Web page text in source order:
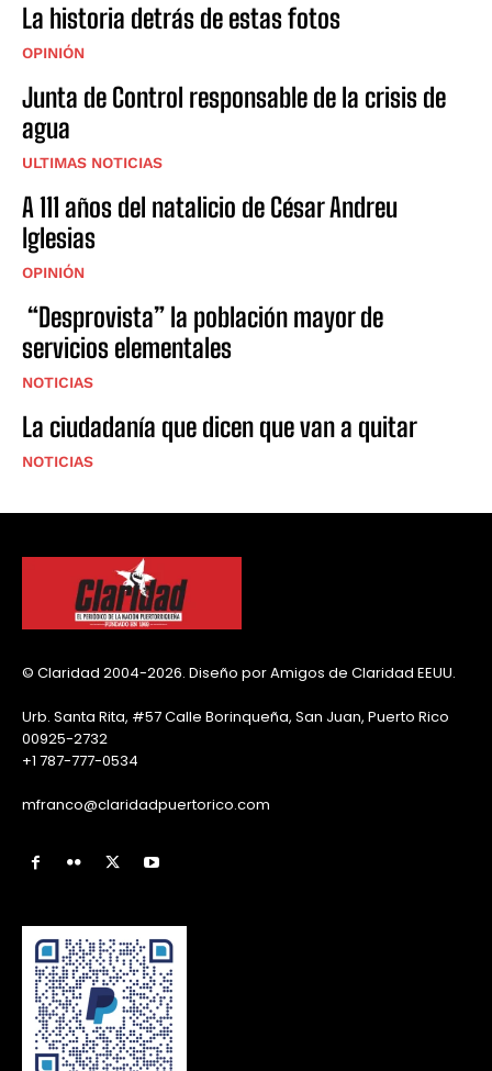
La historia detrás de estas fotos
OPINIÓN
Junta de Control responsable de la crisis de
agua
ULTIMAS NOTICIAS
A 111 años del natalicio de César Andreu
Iglesias
OPINIÓN
“Desprovista” la población mayor de
servicios elementales
NOTICIAS
La ciudadanía que dicen que van a quitar
NOTICIAS
© Claridad 2004-2026. Diseño por Amigos de Claridad EEUU.
Urb. Santa Rita, #57 Calle Borinqueña, San Juan, Puerto Rico
00925-2732
+1 787-777-0534
mfranco@claridadpuertorico.com